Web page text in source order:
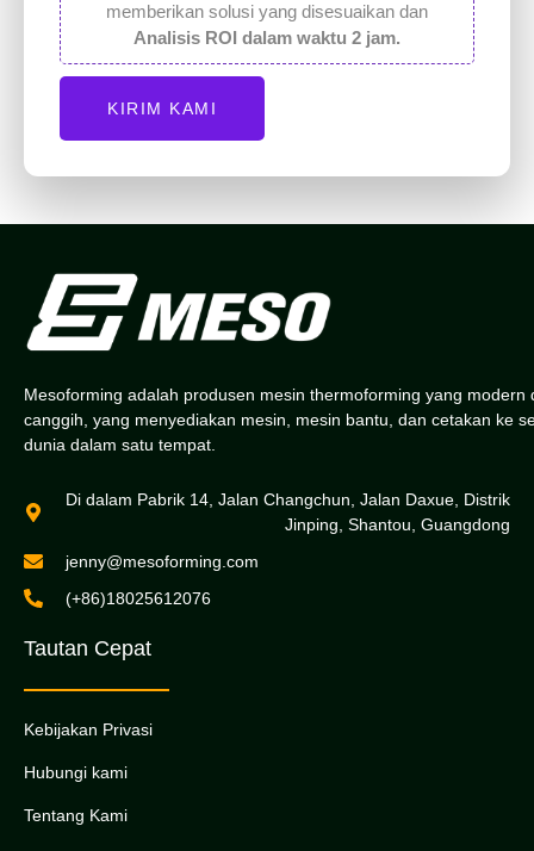
memberikan solusi yang disesuaikan dan
Analisis ROI dalam waktu 2 jam.
KIRIM KAMI
Mesoforming adalah produsen mesin thermoforming yang modern
canggih, yang menyediakan mesin, mesin bantu, dan cetakan ke
dunia dalam satu tempat.
Di dalam Pabrik 14, Jalan Changchun, Jalan Daxue, Distrik
Jinping, Shantou, Guangdong
jenny@mesoforming.com
(+86)18025612076
Tautan Cepat
Kebijakan Privasi
Hubungi kami
Tentang Kami